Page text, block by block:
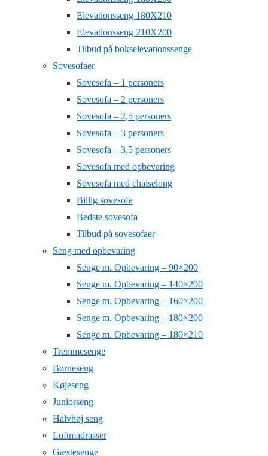
Elevationsseng 180X210
Elevationsseng 210X200
Tilbud på bokselevationssenge
Sovesofaer
Sovesofa – 1 personers
Sovesofa – 2 personers
Sovesofa – 2,5 personers
Sovesofa – 3 personers
Sovesofa – 3,5 personers
Sovesofa med opbevaring
Sovesofa med chaiselong
Billig sovesofa
Bedste sovesofa
Tilbud på sovesofaer
Seng med opbevaring
Senge m. Opbevaring – 90×200
Senge m. Opbevaring – 140×200
Senge m. Opbevaring – 160×200
Senge m. Opbevaring – 180×200
Senge m. Opbevaring – 180×210
Tremmesenge
Børneseng
Køjeseng
Juniorseng
Halvhøj seng
Luftmadrasser
Gæstesenge